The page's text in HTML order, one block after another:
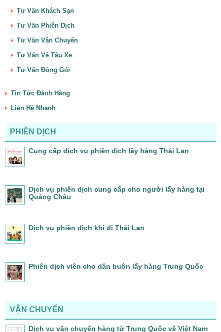
Tư Vấn Khách Sạn
Tư Vấn Phiên Dịch
Tư Vấn Vận Chuyển
Tư Vấn Vé Tàu Xe
Tư Vấn Đóng Gói
Tin Tức Đánh Hàng
Liên Hệ Nhanh
PHIÊN DỊCH
Cung cấp dịch vụ phiên dịch lấy hàng Thái Lan
Dịch vụ phiên dịch cung cấp cho người lấy hàng tại
Quảng Châu
Dịch vụ phiên dịch khi đi Thái Lan
Phiên dịch viên cho dân buôn lấy hàng Trung Quốc
VẬN CHUYỂN
Dịch vụ vận chuyển hàng từ Trung Quốc về Việt Nam